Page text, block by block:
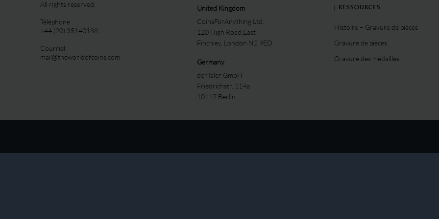
All rights reserved.
Téléphone
+44 (20) 35140188
Courriel
mail@theworldofcoins.com
United Kingdom
CoinsForAnything Ltd.
120 High Road,East
Finchley, London N2 9ED
Germany
derTaler GmbH
Friedrichstr. 114a
10117 Berlin
RESSOURCES
Histoire – Gravure de pièces
Gravure de pièces
Gravure des médailles